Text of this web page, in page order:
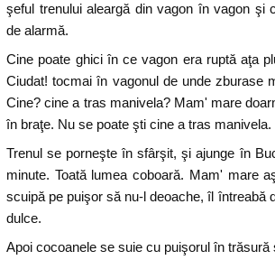
şeful trenului aleargă din vagon în vagon şi
de alarmă.
Cine poate ghici în ce vagon era ruptă aţa
Ciudat! tocmai în vagonul de unde zburase
Cine? cine a tras manivela? Mam' mare
în braţe. Nu se poate şti cine a tras manivela.
Trenul se porneşte în sfârşit, şi ajunge în
minute. Toată lumea coboară. Mam' mare
scuipă pe puişor să nu-l deoache, îl întreabă
dulce.
Apoi cocoanele se suie cu puişorul în